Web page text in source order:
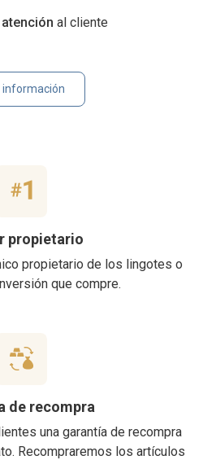
al cliente
información
propietario
propietario de los lingotes o
que compre.
de recompra
una garantía de recompra
Recompraremos los artículos